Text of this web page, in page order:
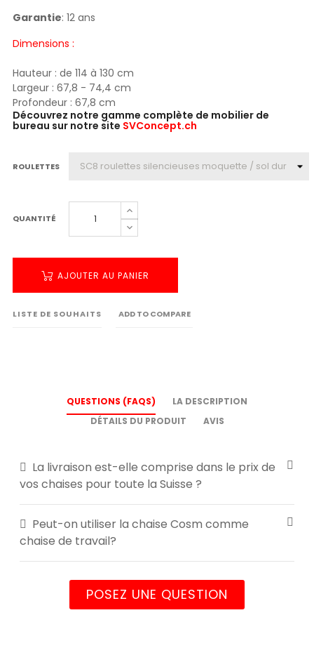
Garantie: 12 ans
Dimensions :
Hauteur : de 114 à 130 cm
Largeur : 67,8 - 74,4 cm
Profondeur : 67,8 cm
Découvrez notre gamme complète de mobilier de
bureau sur notre site SVConcept.ch
ROULETTES
QUANTITÉ
AJOUTER AU PANIER
LISTE DE SOUHAITS ADD TO COMPARE
QUESTIONS (FAQS)
LA DESCRIPTION
DÉTAILS DU PRODUIT
AVIS
La livraison est-elle comprise dans le prix de
vos chaises pour toute la Suisse ?
Peut-on utiliser la chaise Cosm comme
chaise de travail?
POSEZ UNE QUESTION